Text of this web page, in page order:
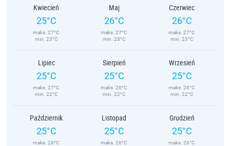
Kwiecień
25°C
maks. 27°C
min. 23°C
Maj
26°C
maks. 27°C
min. 23°C
Czerwiec
26°C
maks. 27°C
min. 23°C
Lipiec
25°C
maks. 27°C
min. 22°C
Sierpień
25°C
maks. 26°C
min. 22°C
Wrzesień
25°C
maks. 26°C
min. 22°C
Październik
25°C
maks. 26°C
Listopad
25°C
maks. 26°C
Grudzień
25°C
maks. 26°C